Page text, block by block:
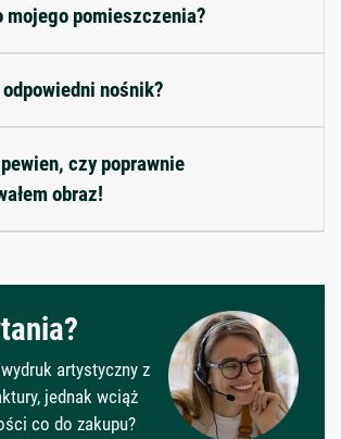
mojego pomieszczenia?
nośnik?
czy poprawnie
obraz!
artystyczny z
jednak wciąż
co do zakupu?